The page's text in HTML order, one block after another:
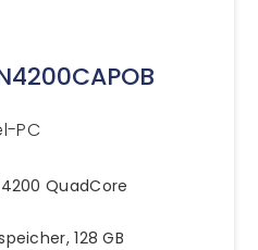
PC
QuadCore
128 GB